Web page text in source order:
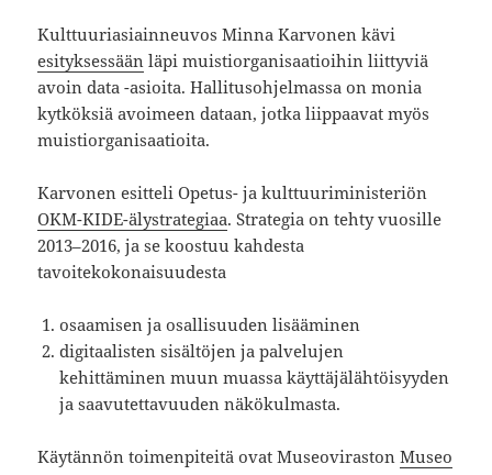
Kulttuuriasiainneuvos Minna Karvonen kävi
esityksessään läpi muistiorganisaatioihin liittyviä
avoin data -asioita. Hallitusohjelmassa on monia
kytköksiä avoimeen dataan, jotka liippaavat myös
muistiorganisaatioita.
Karvonen esitteli Opetus- ja kulttuuriministeriön
OKM-KIDE-älystrategiaa. Strategia on tehty vuosille
2013–2016, ja se koostuu kahdesta
tavoitekokonaisuudesta
osaamisen ja osallisuuden lisääminen
digitaalisten sisältöjen ja palvelujen
kehittäminen muun muassa käyttäjälähtöisyyden
ja saavutettavuuden näkökulmasta.
Käytännön toimenpiteitä ovat MuseovirastonMuseo